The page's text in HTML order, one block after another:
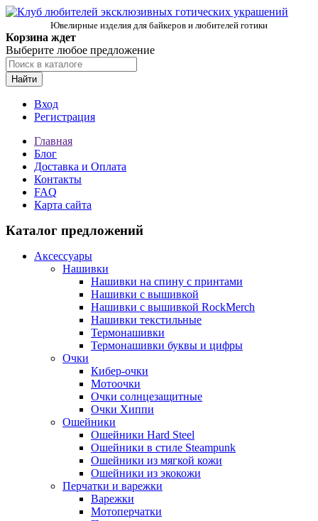
Ювелирные изделия для байкеров и любителей готики
Корзина ждет
Выберите любое предложение
Найти
Вход
Регистрация
Главная
Блог
Доставка и Оплата
Контакты
FAQ
Карта сайта
Каталог предложений
Аксессуары
Нашивки
Нашивки на спину с принтами
Нашивки с вышивкой
Нашивки с вышивкой RockMerch
Нашивки текстильные
Термонашивки
Термонашивки буквы и цифры
Очки
Кибер-очки
Мотоочки
Очки солнцезащитные
Очки Хиппи
Ошейники
Ошейники Hard Steel
Ошейники в стиле Steampunk
Ошейники из мягкой кожи
Ошейники из экокожи
Перчатки и варежки
Варежки
Мотоперчатки